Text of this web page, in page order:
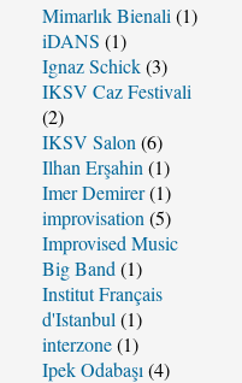
Mimarlık Bienali (1)
iDANS (1)
Ignaz Schick(3)
IKSV Caz Festivali
(2)
IKSV Salon (6)
Ilhan Erşahin (1)
Imer Demirer(1)
improvisation (5)
Improvised Music
Big Band (1)
Institut Français
d'Istanbul (1)
interzone(1)
Ipek Odabaşı (4)